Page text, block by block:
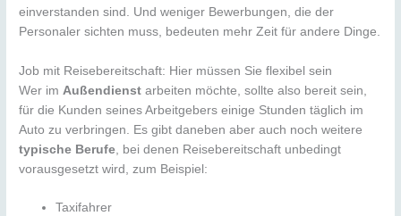
einverstanden sind. Und weniger Bewerbungen, die der
Personaler sichten muss, bedeuten mehr Zeit für andere Dinge.
Job mit Reisebereitschaft: Hier müssen Sie flexibel sein
Wer im Außendienst arbeiten möchte, sollte also bereit sein,
für die Kunden seines Arbeitgebers einige Stunden täglich im
Auto zu verbringen. Es gibt daneben aber auch noch weitere
typische Berufe , bei denen Reisebereitschaft unbedingt
vorausgesetzt wird, zum Beispiel:
Taxifahrer